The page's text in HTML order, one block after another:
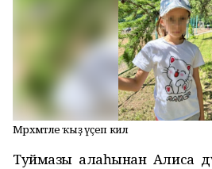
Мәрхәмәтле ҡыҙ үҫеп килә
Туймазы ҡалаһынан Алиса